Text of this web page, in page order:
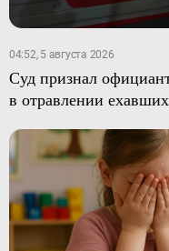
04:52, 5 августа 2026
Суд признал
в отравлении